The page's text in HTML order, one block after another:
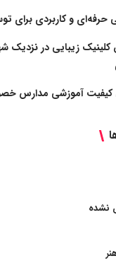
حرفه‌ای و کاربردی
کلینیک زیبایی در نزدیک
کیفیت آموزشی مدارس
نشده